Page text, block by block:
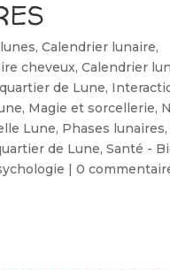
, Calendrier lunaire,
cheveux, Calendrier
de Lune,
, Magie et sorcellerie,
Lune, Phases lunaires,
de Lune, Santé -
| 0